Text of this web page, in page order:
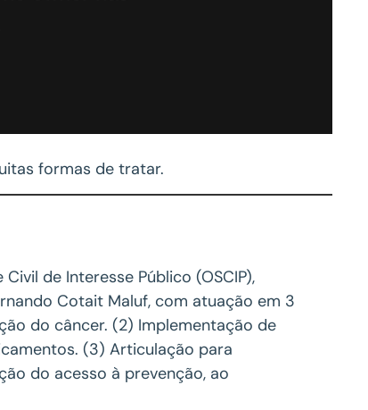
formas de tratar.
de Interesse Público (OSCIP),
Cotait Maluf, com atuação em 3
do câncer. (2) Implementação de
(3) Articulação para
do acesso à prevenção, ao